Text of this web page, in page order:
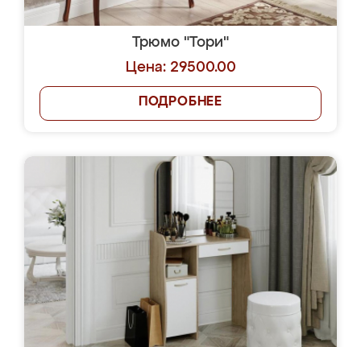
Трюмо "Тори"
Цена: 29500.00
ПОДРОБНЕЕ